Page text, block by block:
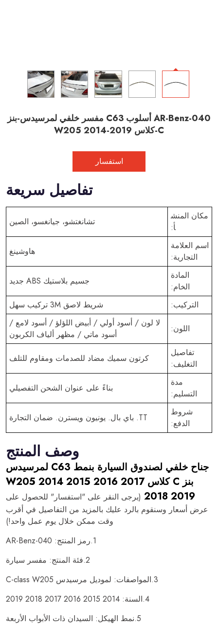
AR-Benz-040 أسلوب C63 مفسر خلفي لمرسيدس-بنز
C-كلاس W205 2014-2019
استفسار
تفاصيل سريعة
مكان المنش
أ:
تشانغتشو، جيانغسو، الصين
اسم العلامة
التجارية:
هاوشينغ
المادة
الخام:
جسيم بلاستيك ABS جديد
التركيب: شريط لاصق 3M تركيب سهل
اللون:
لا لون / أسود أولي / أبيض اللؤلؤ / أسود لامع /
أسود ماتي / مظهر ألياف الكربون
تفاصيل
التغليف:
كرتون سميك مضاد للصدمات ومقاوم للتلف
مدة
التسليم:
بناءً على عنوان الشحن التفصيلي
شروط
الدفع:
TT. باي بال. يونيون ويسترن. ضمان التجارة
وصف المنتج
جناح خلفي لصندوق السيارة بنمط C63 لمرسيدس
بنز C كلاس W205 2014 2015 2016 2017
2018 2019 (يرجى النقر على "استفسار" للحصول على
عرض أسعار وسنقوم بالرد عليك بالمزيد من التفاصيل في أقرب
وقت ممكن خلال يوم عمل واحد!)
1.رمز المنتج: AR-Benz-040
2.فئة المنتج: مفسر سيارة
3.المواصفات: لموديل مرسيدس C-class W205
4.السنة: 2014 2015 2016 2017 2018 2019
5.نمط الهيكل: السيدان ذات الأبواب الأربعة